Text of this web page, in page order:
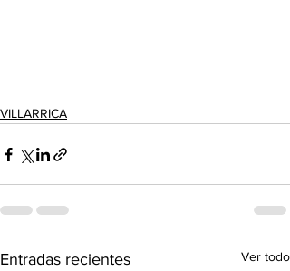
VILLARRICA
Entradas recientes Ver todo